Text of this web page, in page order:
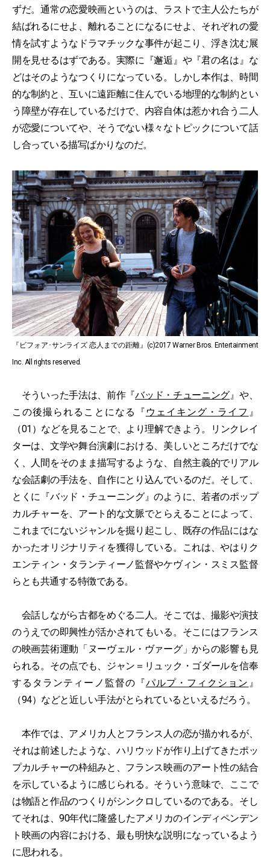
ずだ。通常の恋愛映画というのは、ラストで主人公たちが
結ばれるにせよ、離れることになるにせよ、それぞれの愛
情を試すようなドラマチックな事件が起こり、浮き沈む展
開を見せるはずである。実際に『邂逅』や『君の名は』な
どはそのようなつくりになっている。しかし本作は、時間
的な制約と、互いに遠距離に住んでいる地理的な制約とい
う障壁が存在しているだけで、内容自体は惹かれ合う二人
が恋愛についてや、そうでない様々なトピックについて話
し合っている描写ばかりなのだ。
『ビフォア･サンライズ 恋人までの距離』(c)2017 Warner Bros. Entertainment
Inc. All rights reserved.
そういった手法は、前作『バッド・チューニング 』や、
この後撮られることになる『 ウェイキング・ライフ 』
（01）などを見ることで、より理解できよう。リンクレイ
ターは、文学や舞台演劇における、美しいところだけでな
く、人間をそのまま描写するような、自然主義的でリアル
な会話劇の手法を、自作にとり込んでいるのだ。そして、
とくに『バッド・チューニング』のように、若者のポップ
カルチャーを、アート的な文脈でとらえることによって、
これまでにないジャンルを掘り起こし、既存の作品にはな
かったオリジナリティを獲得している。これは、やはりク
エンティン・タランティーノ監督やケヴィン・スミス監督
らとも共通する特徴である。
会話しながら古都をめぐる二人。そこでは、撮影や演技
のうえでの即興性が活かされてもいる。そこにはフランス
の映画芸術運動「ヌーヴェル・ヴァーグ」からの影響も見
られる。その点でも、ジャン＝リュック・ゴダールを信奉
するタランティーノ監督の『パルプ・フィクション 』
（94）などと近しい手法がとられているといえるだろう。
本作では、アメリカ人とフランス人の恋が描かれるが、
それは前述したような、ハリウッドが作り上げてきたポッ
プカルチャーの枠組みと、フランス映画のアート性の結合
を示しているように感じられる。そういう意味で、ここで
は物語と作品のつくりがシンクロしているのである。そし
てそれは、90年代に隆盛したアメリカのインディペンデン
ト映画の内容における、最も明快な説明になっているよう
に思われる。